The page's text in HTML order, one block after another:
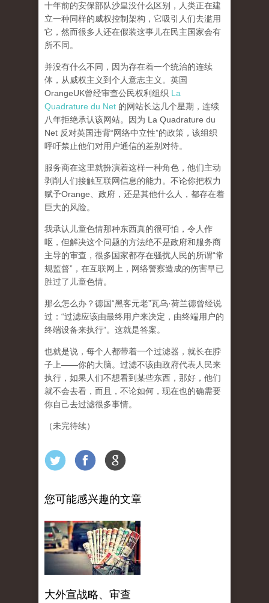
十年前的安保部队沙皇没什么区别，人类正在建
立一种同样的威权控制架构，它吸引人们去滥用
它，然而很多人还在假装这事儿在民主国家会有
所不同。
并没有什么不同，因为存在着一个统治的连续
体，从威权主义到个人意志主义。英国
OrangeUK曾经审查公民权利组织 La
Quadrature du Net 的网站长达几个星期，连续
八年拒绝承认该网站。因为 La Quadrature du
Net 反对英国违背“网络中立性”的政策，该组织
呼吁禁止他们对用户通信的差别对待。
服务商在这里就扮演着这样一种角色，他们主动
剥削人们接触互联网信息的能力。不论你把权力
赋予Orange、政府，还是其他什么人，都存在着
巨大的风险。
我承认儿童色情那种东西真的很可怕，令人作
呕，但解决这个问题的方法绝不是政府和服务商
主导的审查，很多国家都存在骚扰人民的所谓“常
规监督”，在互联网上，网络警察造成的伤害早已
胜过了儿童色情。
那么怎么办？德国“黑客元老”瓦乌·荷兰德曾经说
过：“过滤应该由最终用户来决定，由终端用户的
终端设备来执行”。这就是答案。
也就是说，每个人都带着一个过滤器，就长在脖
子上——你的大脑。过滤不该由政府代表人民来
执行，如果人们不想看到某些东西，那好，他们
就不会去看，而且，不论如何，现在也的确需要
你自己去过滤很多事情。
（未完待续）
您可能感兴趣的文章
大外宣战略、审查